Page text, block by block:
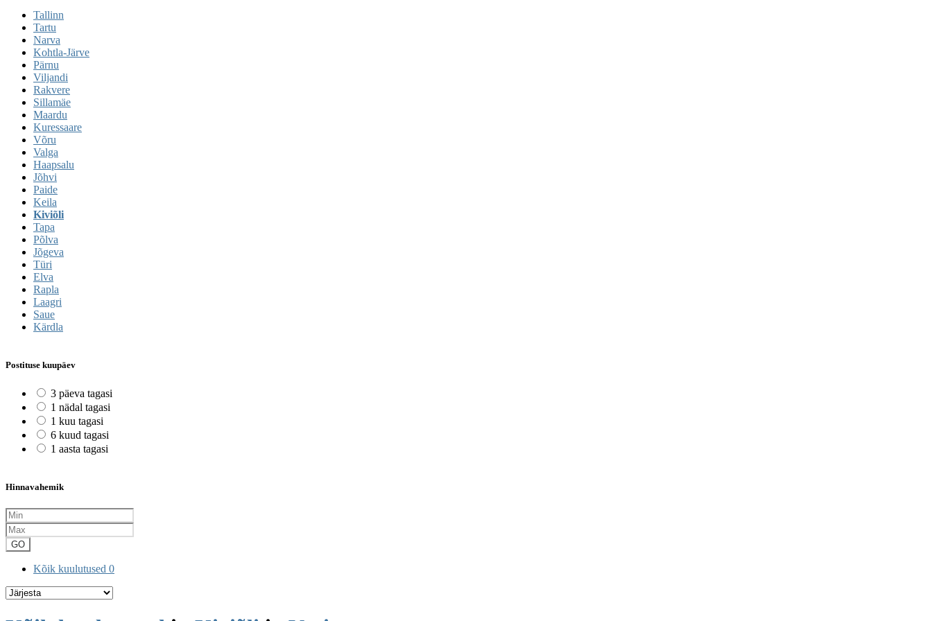
Tallinn
Tartu
Narva
Kohtla-Järve
Pärnu
Viljandi
Rakvere
Sillamäe
Maardu
Kuressaare
Võru
Valga
Haapsalu
Jõhvi
Paide
Keila
Kiviõli
Tapa
Põlva
Jõgeva
Türi
Elva
Rapla
Laagri
Saue
Kärdla
Postituse kuupäev
3 päeva tagasi
1 nädal tagasi
1 kuu tagasi
6 kuud tagasi
1 aasta tagasi
Hinnavahemik
GO
Kõik kuulutused 0